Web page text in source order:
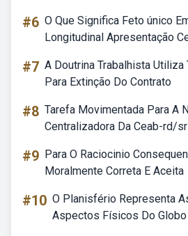
#6 O Que Significa Feto único
Longitudinal Apresentação
#7 A Doutrina Trabalhista
Para Extinção Do Contrato
#8 Tarefa Movimentada Para A
Centralizadora Da Ceab-rd/
#9 Para O Raciocinio
Moralmente Correta E Aceita
#10 O Planisfério Representa
Aspectos Físicos Do Globo